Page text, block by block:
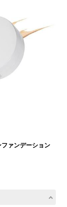
ファンデーション